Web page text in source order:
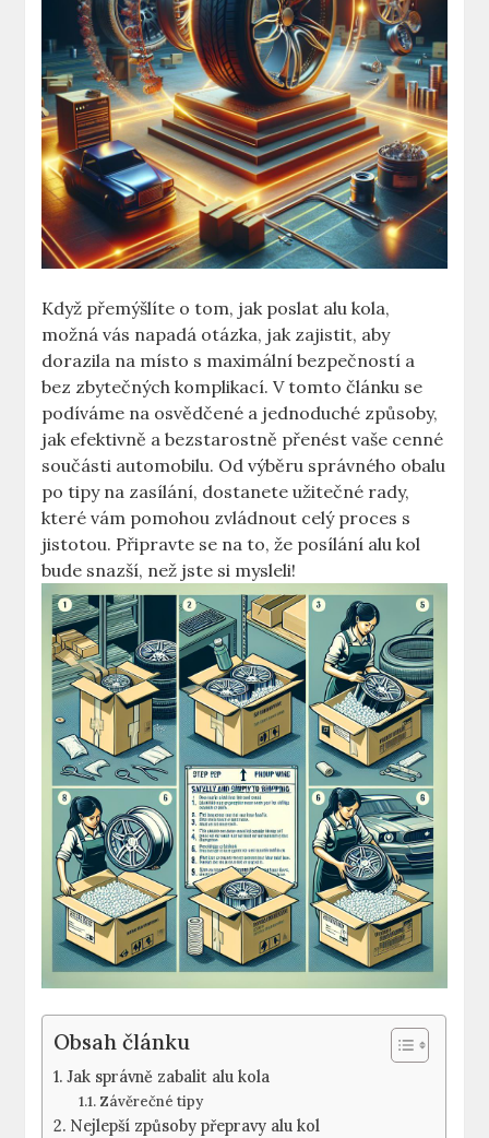
Když přemýšlíte o tom, jak poslat alu kola,
možná vás napadá otázka, jak zajistit, aby
dorazila na místo s maximální bezpečností a
bez zbytečných komplikací. V tomto článku se
podíváme na osvědčené a jednoduché způsoby,
jak efektivně a bezstarostně přenést vaše cenné
součásti automobilu. Od výběru správného obalu
po tipy na zasílání, dostanete užitečné rady,
které vám pomohou zvládnout celý proces s
jistotou. Připravte se na to, že posílání alu kol
bude snazší, než jste si mysleli!
Obsah článku
Jak správně zabalit alu kola
Závěrečné tipy
Nejlepší způsoby přepravy alu kol